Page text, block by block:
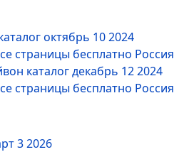
октябрь 10 2024
страницы бесплатно Россия
каталог декабрь 12 2024
страницы бесплатно Россия
3 2026